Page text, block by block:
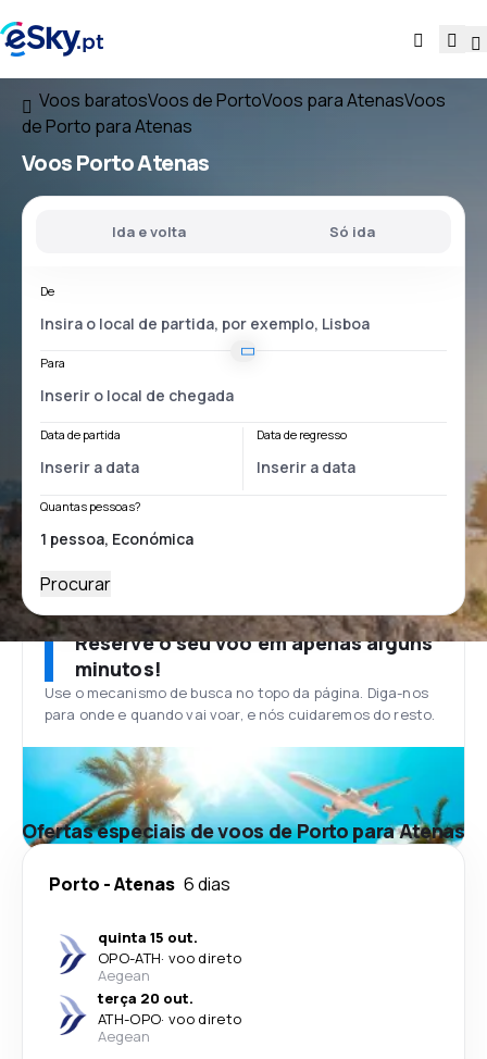
Voos baratosVoos de PortoVoos para AtenasVoos
de Porto para Atenas
VoosPorto Atenas
Ida e volta Só ida
De
Para
Data de partida Data de regresso
Quantas pessoas?
Procurar
Reserve o seu voo em apenas alguns
minutos!
Use o mecanismo de busca no topo da página. Diga-nos
para onde e quando vai voar, e nós cuidaremos do resto.
Ofertas especiais de voos de Porto para Atenas
Porto -Atenas 6 dias
quinta 15 out.
OPO-ATH· voo direto
Aegean
terça 20 out.
ATH-OPO· voo direto
Aegean